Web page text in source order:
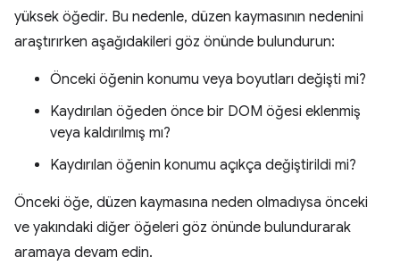
yüksek öğedir. Bu nedenle, düzen kaymasının nedenini
araştırırken aşağıdakileri göz önünde bulundurun:
Önceki öğenin konumu veya boyutları değişti mi?
Kaydırılan öğeden önce bir DOM öğesi eklenmiş
veya kaldırılmış mı?
Kaydırılan öğenin konumu açıkça değiştirildi mi?
Önceki öğe, düzen kaymasına neden olmadıysa önceki
ve yakındaki diğer öğeleri göz önünde bulundurarak
aramaya devam edin.